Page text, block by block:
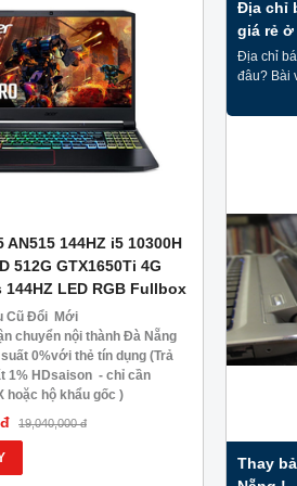
AN515 144HZ i5 10300H
512G GTX1650Ti 4G
144HZ LED RGB Fullbox
Cũ Đổi Mới
chuyển nội thành Đà Nẵng
0%với thẻ tín dụng (Trả
1% HDsaison - chỉ cần
hoặc hộ khẩu gốc )
nâng cấp Ram-SSD
tiếp đối với khách hàng ở
10.000 Voucher Giảm
19,040,000 đ
Asus
– Ram
1650 4GB
Miễn phí
Trả góp
góp lãi
Giá
MUA
Địa chỉ
giá rẻ
cho
Địa chỉ
đâu? Bài
Thay